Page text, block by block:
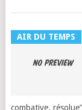
AIR DU TEMPS
com­bat­ive,